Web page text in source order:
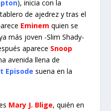
), inicia con la
de ajedrez y tras el
Eminem quien se
más joven -Slim Shady-
aparece Snoop
avenida llena de
Episode suena en la
Mary J. Blige, quién en